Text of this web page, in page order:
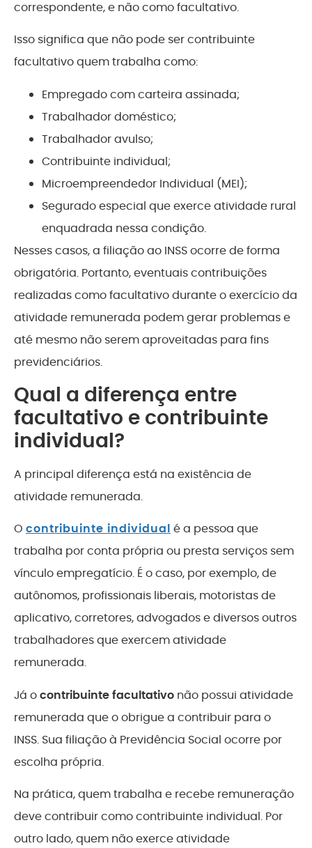
correspondente, e não como facultativo.
Isso significa que não pode ser contribuinte
facultativo quem trabalha como:
Empregado com carteira assinada;
Trabalhador doméstico;
Trabalhador avulso;
Contribuinte individual;
Microempreendedor Individual (MEI);
Segurado especial que exerce atividade rural
enquadrada nessa condição.
Nesses casos, a filiação ao INSS ocorre de forma
obrigatória. Portanto, eventuais contribuições
realizadas como facultativo durante o exercício da
atividade remunerada podem gerar problemas e
até mesmo não serem aproveitadas para fins
previdenciários.
Qual a diferença entre
facultativo e contribuinte
individual?
A principal diferença está na existência de
atividade remunerada.
O contribuinte individual é a pessoa que
trabalha por conta própria ou presta serviços sem
vínculo empregatício. É o caso, por exemplo, de
autônomos, profissionais liberais, motoristas de
aplicativo, corretores, advogados e diversos outros
trabalhadores que exercem atividade
remunerada.
Já ocontribuinte facultativo não possui atividade
remunerada que o obrigue a contribuir para o
INSS. Sua filiação à Previdência Social ocorre por
escolha própria.
Na prática, quem trabalha e recebe remuneração
deve contribuir como contribuinte individual. Por
outro lado, quem não exerce atividade